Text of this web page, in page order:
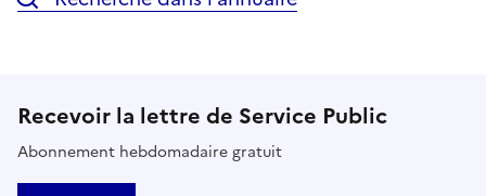
Recevoir la lettre de Service Public
Abonnement hebdomadaire gratuit